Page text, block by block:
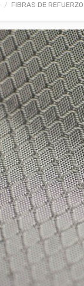
FIBRAS DE REFUERZO